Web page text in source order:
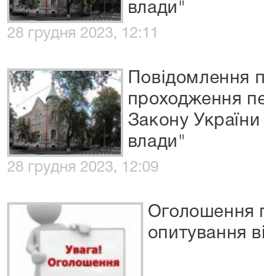
влади"
28 грудня 2023, 12:11
Повідомлення
проходження
Закону
влади"
28 грудня 2023, 12:09
Оголошення
опитування